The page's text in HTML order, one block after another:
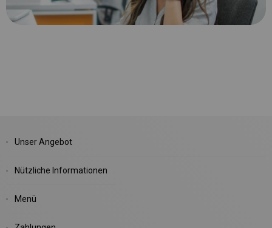
Unser Angebot
Nützliche Informationen
Menü